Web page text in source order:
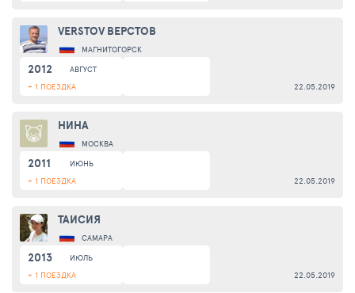
VERSTOV ВЕРСТОВ
МАГНИТОГОРСК
2012
АВГУСТ
+ 1 ПОЕЗДКА
22.05.2019
НИНА
МОСКВА
2011
ИЮНЬ
+ 1 ПОЕЗДКА
22.05.2019
ТАИСИЯ
САМАРА
2013
ИЮЛЬ
+ 1 ПОЕЗДКА
22.05.2019